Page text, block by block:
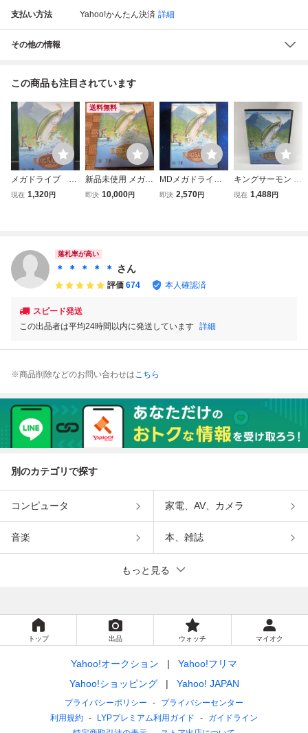
支払い方法 Yahoo!かんたん決済 詳細
その他の情報
この商品も注目されています
メガドライブ キ
ングサーモン 起
現在 1,320円
送料無料
新品未使用 メガド
ライブソフト キン
ンパクト送料込み
King salmon HOT
即決 10,000円
MDメガドライブ
キングサーモン
即決 2,570円
キングサーモン メ
ガドライブ MD
現在 1,488円
落札率が高い
＊ ＊ ＊ ＊ ＊ さん
評価 674 本人確認済
スピード発送
この出品者は平均24時間以内に発送しています 詳細
※商品削除などのお問い合わせはこちら
別のカテゴリで探す
コンピュータ 家電、AV、カメラ
音楽 本、雑誌
もっと見る
トップ 出品 ウォッチ マイオク
Yahoo!オークション
Yahoo!フリマ
Yahoo!ショッピング
Yahoo! JAPAN
プライバシーポリシー
プライバシーセンター
利用規約
LYPプレミアム利用ガイド
ガイドライン